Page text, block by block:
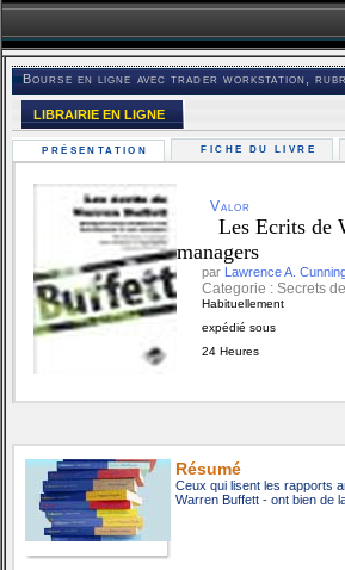
Bourse en ligne avec trader workstation,
LIBRAIRIE EN LIGNE
PRÉSENTATION FICHE DU LIVRE
Valor
Les Ecrits de
managers
par Lawrence A.
Categorie : Secrets
Habituellement
expédié sous
24 Heures
Résumé
Ceux qui lisent les rapports
Warren Buffett - ont bien de